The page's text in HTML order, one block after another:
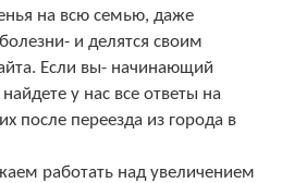
на всю семью, даже
и делятся своим
Если вы- начинающий
у нас все ответы на
после переезда из города в
работать над увеличением